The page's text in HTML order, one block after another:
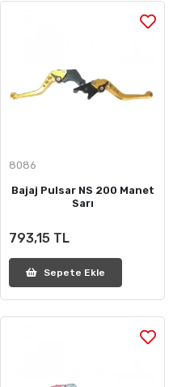
8086
Bajaj Pulsar NS 200 Manet
Sarı
793,15 TL
Sepete Ekle